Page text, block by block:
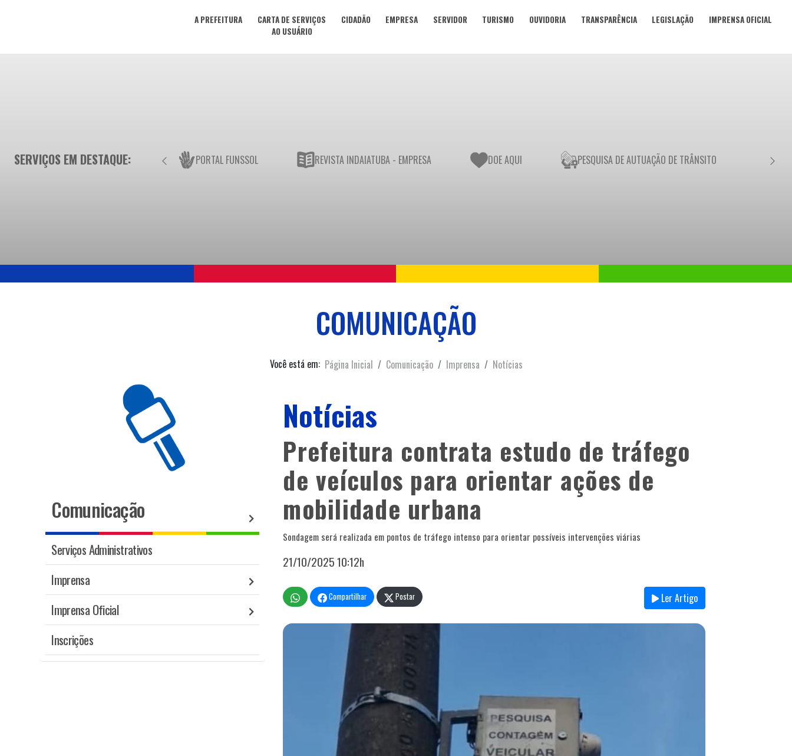
A PREFEITURA
CARTA DE SERVIÇOS
AO USUÁRIO
CIDADÃO EMPRESA SERVIDOR TURISMO OUVIDORIA TRANSPARÊNCIA LEGISLAÇÃO IMPRENSA OFICIAL
SERVIÇOS EM DESTAQUE: PORTAL FUNSSOL REVISTA INDAIATUBA - EMPRESA DOE AQUI PESQUISA DE AUTUAÇÃO DE TRÂNSITO
COMUNICAÇÃO
Você está em: Página Inicial Comunicação Imprensa Notícias
Comunicação
Serviços Administrativos
Imprensa
Imprensa Oficial
Inscrições
Notícias
Prefeitura contrata estudo de tráfego
de veículos para orientar ações de
mobilidade urbana
Sondagem será realizada em pontos de tráfego intenso para orientar possíveis intervenções viárias
21/10/2025 10:12h
Compartilhar Postar Ler Artigo